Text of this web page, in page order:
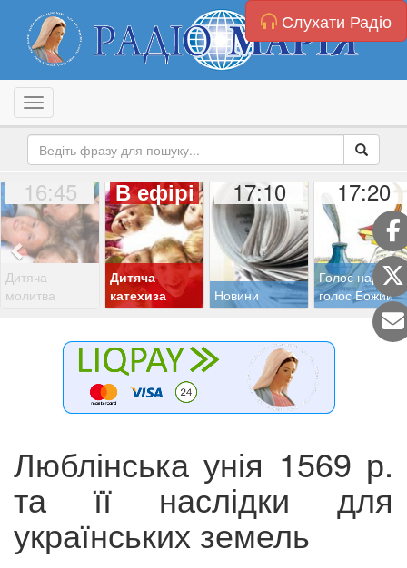
Слухати Радіо
Toggle navigation
16:45
Дитяча
молитва
В ефірі
Дитяча
катехиза
17:10
Новини
17:20
Голос народу,
голос Божий
Люблінська унія 1569 р.
та її наслідки для
українських земель